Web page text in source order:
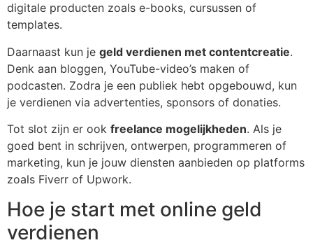
digitale producten zoals e-books, cursussen of
templates.
Daarnaast kun je geld verdienen met contentcreatie.
Denk aan bloggen, YouTube-video’s maken of
podcasten. Zodra je een publiek hebt opgebouwd, kun
je verdienen via advertenties, sponsors of donaties.
Tot slot zijn er ook freelance mogelijkheden. Als je
goed bent in schrijven, ontwerpen, programmeren of
marketing, kun je jouw diensten aanbieden op platforms
zoals Fiverr of Upwork.
Hoe je start met online geld
verdienen